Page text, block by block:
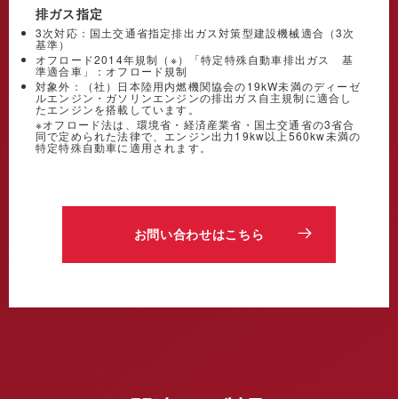
排ガス指定
3次対応：国土交通省指定排出ガス対策型建設機械適合（3次
基準）
オフロード2014年規制（※）「特定特殊自動車排出ガス 基
準適合車」：オフロード規制
対象外：（社）日本陸用内燃機関協会の19kW未満のディーゼ
ルエンジン・ガソリンエンジンの排出ガス自主規制に適合し
たエンジンを搭載しています。
※オフロード法は、環境省・経済産業省・国土交通省の3省合
同で定められた法律で、エンジン出力19kw以上560kw未満の
特定特殊自動車に適用されます。
お問い合わせはこちら